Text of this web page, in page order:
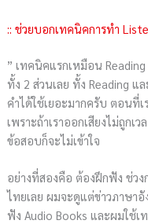
:: ช่วยบอกเทคนิคการทำ
” เทคนิคแรกเหมือน
ทั้ง 2 ส่วนเลย ทั้ง Reading แ
คำได้ใช้เยอะมากครับ ตอนที่เ
เพราะถ้าเราออกเสียงไม่ถูกเ
ข้อสอบก็จะไม่เข้าใจ
อย่างที่สองคือ ต้องฝึกฟัง ช่ว
ไทยเลย ผมจะดูแต่ข่าวภาษาอั
ฟัง Audio Books และผมใช้